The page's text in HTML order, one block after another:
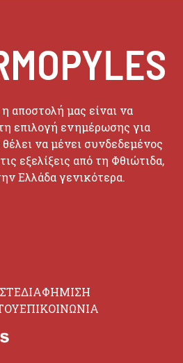
αποστολή μας είναι να
επιλογή ενημέρωσης για
να μένει συνδεδεμένος
εξελίξεις από τη Φθιώτιδα,
Ελλάδα γενικότερα.
ΔΙΑΦΗΜΙΣΗ
ΕΠΙΚΟΙΝΩΝΙΑ